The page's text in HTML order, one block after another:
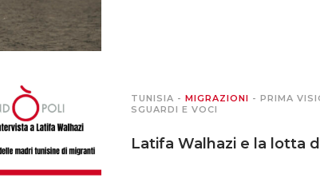
TUNISIA - MIGRAZIONI - PRIMA
SGUARDI E VOCI
Latifa Walhazi e la lotta